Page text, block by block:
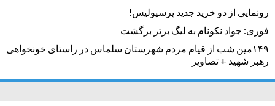
رونمایی از دو خرید جدید پرسپولیس!
فوری: جواد نکونام به لیگ برتر برگشت
۱۴۹مین شب از قیام مردم شهرستان سلماس در راستای خونخواهی
رهبر شهید + تصاویر